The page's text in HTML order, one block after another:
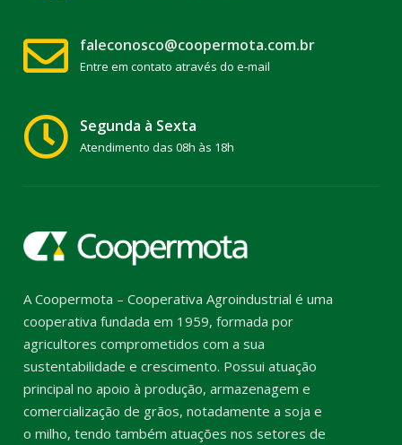
faleconosco@coopermota.com.br
Entre em contato através do e-mail
Segunda à Sexta
Atendimento das 08h às 18h
A Coopermota – Cooperativa Agroindustrial é uma
cooperativa fundada em 1959, formada por
agricultores comprometidos com a sua
sustentabilidade e crescimento. Possui atuação
principal no apoio à produção, armazenagem e
comercialização de grãos, notadamente a soja e
o milho, tendo também atuações nos setores de